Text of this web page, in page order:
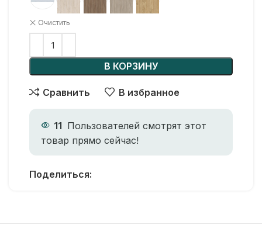
Очистить
В КОРЗИНУ
Сравнить В избранное
11 Пользователей смотрят этот
товар прямо сейчас!
Поделиться: